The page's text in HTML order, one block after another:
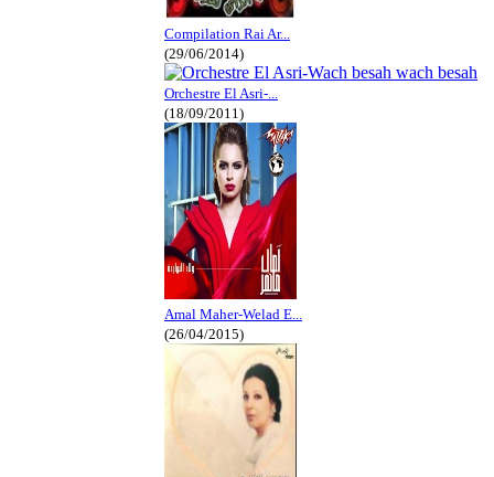
Compilation Rai Ar...
(29/06/2014)
Orchestre El Asri-...
(18/09/2011)
Amal Maher-Welad E...
(26/04/2015)